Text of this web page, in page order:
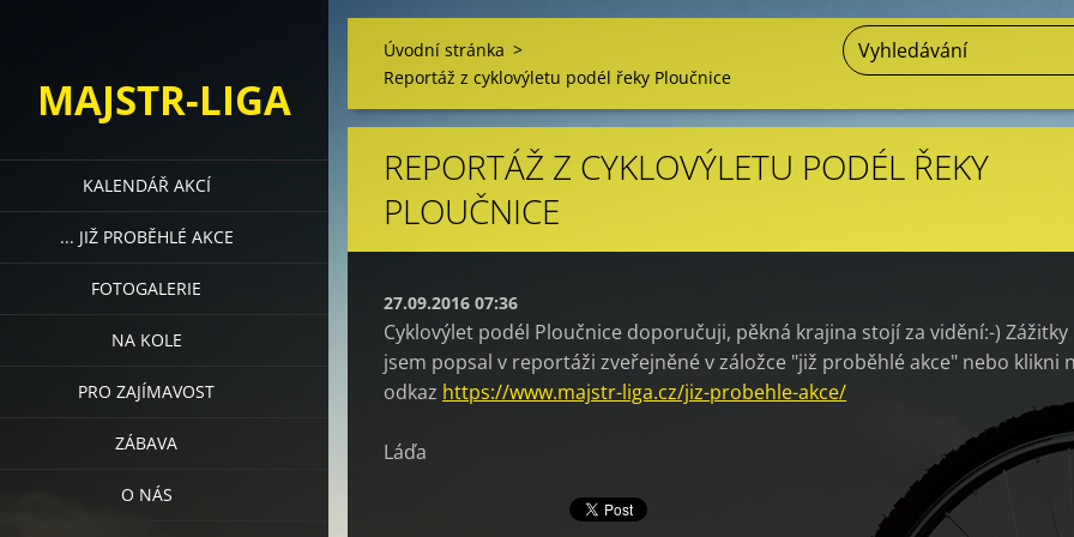
MAJSTR-LIGA
KALENDÁŘ AKCÍ
... JIŽ PROBĚHLÉ AKCE
FOTOGALERIE
NA KOLE
PRO ZAJÍMAVOST
ZÁBAVA
O NÁS
Úvodní stránka >
Reportáž z cyklovýletu podél řeky Ploučnice
REPORTÁŽ Z CYKLOVÝLETU PODÉL ŘEKY
PLOUČNICE
27.09.2016 07:36
Cyklovýlet podél Ploučnice doporučuji, pěkná krajina stojí za vidění:-) Zážitky
jsem popsal v reportáži zveřejněné v záložce "již proběhlé akce" nebo klikni
odkaz https://www.majstr-liga.cz/jiz-probehle-akce/
Láďa